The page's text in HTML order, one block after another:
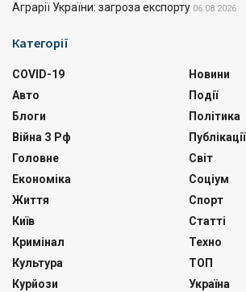
Аграрії України: загроза експорту 06.08.2026
Категорії
COVID-19
Авто
Блоги
Війна З Рф
Головне
Економіка
Життя
Київ
Кримінал
Культура
Курйози
Новини
Події
Політика
Публікації
Світ
Соціум
Спорт
Статті
Техно
ТОП
Україна